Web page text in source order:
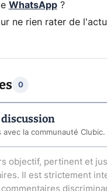
WhatsApp?
ne rien rater de l'actu
0
avec la communauté Clubic.